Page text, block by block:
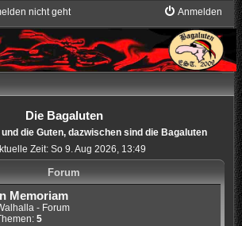
nicht geht Anmelden
Die Bagaluten
die Guten, dazwischen sind die Bagaluten
Zeit: So 9. Aug 2026, 13:49
Forum
In Memoriam
- Forum
5